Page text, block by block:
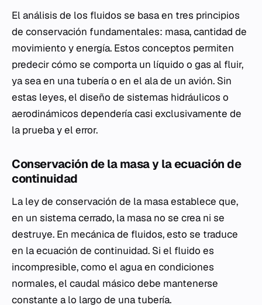
El análisis de los fluidos se basa en tres principios
de conservación fundamentales: masa, cantidad de
movimiento y energía. Estos conceptos permiten
predecir cómo se comporta un líquido o gas al fluir,
ya sea en una tubería o en el ala de un avión. Sin
estas leyes, el diseño de sistemas hidráulicos o
aerodinámicos dependería casi exclusivamente de
la prueba y el error.
Conservación de la masa y la ecuación de
continuidad
La ley de conservación de la masa establece que,
en un sistema cerrado, la masa no se crea ni se
destruye. En mecánica de fluidos, esto se traduce
en la ecuación de continuidad. Si el fluido es
incompresible, como el agua en condiciones
normales, el caudal másico debe mantenerse
constante a lo largo de una tubería.